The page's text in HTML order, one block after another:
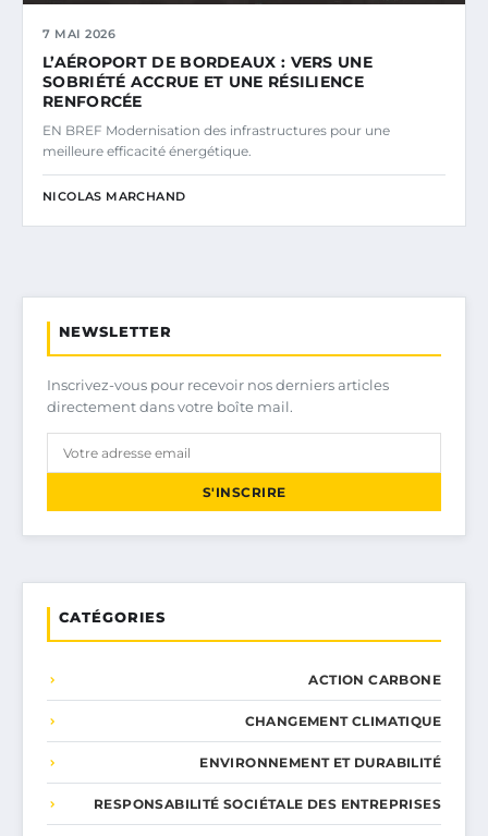
7 MAI 2026
L’AÉROPORT DE BORDEAUX : VERS UNE
SOBRIÉTÉ ACCRUE ET UNE RÉSILIENCE
RENFORCÉE
EN BREF Modernisation des infrastructures pour une
meilleure efficacité énergétique.
NICOLAS MARCHAND
NEWSLETTER
Inscrivez-vous pour recevoir nos derniers articles
directement dans votre boîte mail.
S'INSCRIRE
CATÉGORIES
ACTION CARBONE
CHANGEMENT CLIMATIQUE
ENVIRONNEMENT ET DURABILITÉ
RESPONSABILITÉ SOCIÉTALE DES ENTREPRISES